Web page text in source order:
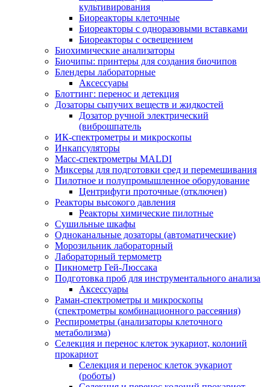
культивирования
Биореакторы клеточные
Биореакторы с одноразовыми вставками
Биореакторы с освещением
Биохимические анализаторы
Биочипы: принтеры для создания биочипов
Блендеры лабораторные
Аксессуары
Блоттинг: перенос и детекция
Дозаторы сыпучих веществ и жидкостей
Дозатор ручной электрический
(виброшпатель
ИК-спектрометры и микроскопы
Инкапсуляторы
Масс-спектрометры MALDI
Миксеры для подготовки сред и перемешивания
Пилотное и полупромышленное оборудование
Центрифуги проточные (отключен)
Реакторы высокого давления
Реакторы химические пилотные
Сушильные шкафы
Одноканальные дозаторы (автоматические)
Морозильник лабораторный
Лабораторный термометр
Пикнометр Гей-Люссака
Подготовка проб для инструментального анализа
Аксессуары
Раман-спектрометры и микроскопы
(спектрометры комбинационного рассеяния)
Респирометры (анализаторы клеточного
метаболизма)
Селекция и перенос клеток эукариот, колоний
прокариот
Селекция и перенос клеток эукариот
(роботы)